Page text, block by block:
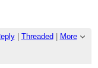
| Threaded
More